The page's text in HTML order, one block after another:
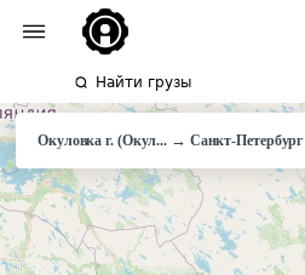
Найти грузы
Окуловка г. (Окул... → Санкт-Петербург